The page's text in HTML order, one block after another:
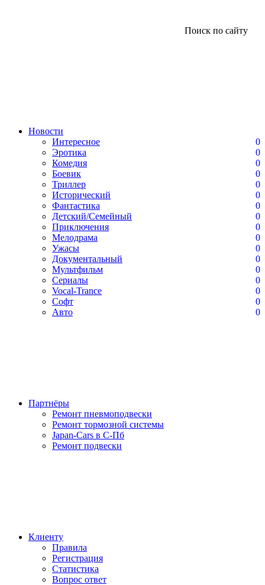
Поиск по сайту
Новости
Интересное
0
Эротика
0
Комедия
0
Боевик
0
Триллер
0
Исторический
0
Фантастика
0
Детский/Семейный
0
Приключения
0
Мелодрама
0
Ужасы
0
Документальный
0
Мультфильм
0
Сериалы
0
Vocal-Trance
0
Софт
0
Авто
0
Партнёры
Ремонт пневмоподвески
Ремонт тормозной системы
Japan-Cars в С-Пб
Ремонт подвески
Клиенту
Правила
Регистрация
Статистика
Вопрос ответ